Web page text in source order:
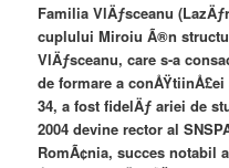
Familia VlÄƒsceanu
cuplului Miroiu Ã®n
VlÄƒsceanu, care s-a
de formare a
34, a fost fidelÄƒ ariei de
2004 devine rector al
RomÃ¢nia, succes notabil